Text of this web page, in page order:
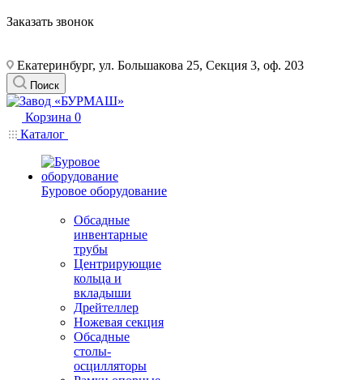
Заказать звонок
Екатеринбург, ул. Большакова 25, Секция 3, оф. 203
Поиск
Корзина 0
Каталог
Буровое оборудование
Обсадные
инвентарные
трубы
Центрирующие
кольца и
вкладыши
Дрейтеллер
Ножевая секция
Обсадные
столы-
осцилляторы